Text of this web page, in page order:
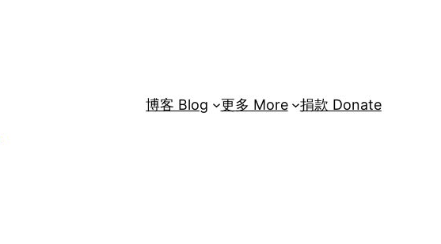
博客 Blog 更多 More 捐款 Donate